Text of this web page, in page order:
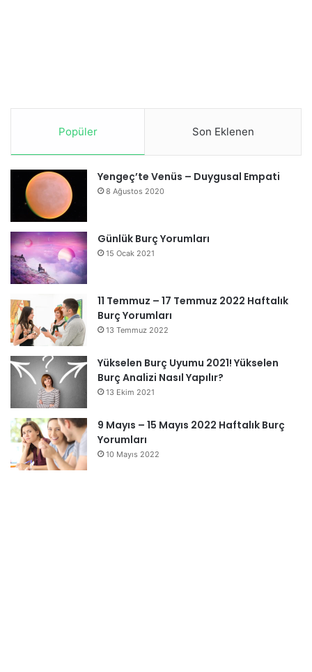
Popüler Son Eklenen
Yengeç’te Venüs – Duygusal Empati
8 Ağustos 2020
Günlük Burç Yorumları
15 Ocak 2021
11 Temmuz – 17 Temmuz 2022 Haftalık
Burç Yorumları
13 Temmuz 2022
Yükselen Burç Uyumu 2021! Yükselen
Burç Analizi Nasıl Yapılır?
13 Ekim 2021
9 Mayıs – 15 Mayıs 2022 Haftalık Burç
Yorumları
10 Mayıs 2022